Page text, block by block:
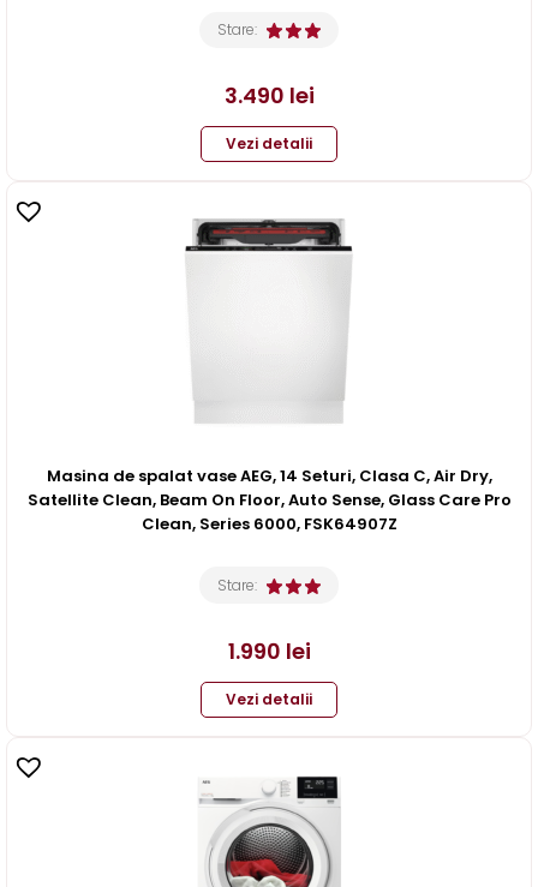
Stare:
3.490 lei
Vezi detalii
Masina de spalat vase AEG, 14 Seturi, Clasa C, Air Dry,
Satellite Clean, Beam On Floor, Auto Sense, Glass Care Pro
Clean, Series 6000, FSK64907Z
Stare:
1.990 lei
Vezi detalii